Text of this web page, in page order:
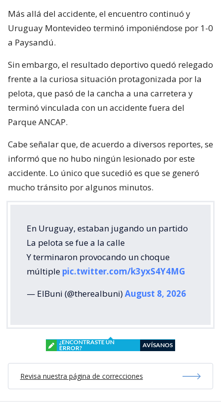
Más allá del accidente, el encuentro continuó y
Uruguay Montevideo terminó imponiéndose por 1-0
a Paysandú.
Sin embargo, el resultado deportivo quedó relegado
frente a la curiosa situación protagonizada por la
pelota, que pasó de la cancha a una carretera y
terminó vinculada con un accidente fuera del
Parque ANCAP.
Cabe señalar que, de acuerdo a diversos reportes, se
informó que no hubo ningún lesionado por este
accidente. Lo único que sucedió es que se generó
mucho tránsito por algunos minutos.
En Uruguay, estaban jugando un partido
La pelota se fue a la calle
Y terminaron provocando un choque
múltiple pic.twitter.com/k3yxS4Y4MG
— ElBuni (@therealbuni)August 8, 2026
¿ENCONTRASTE UN
ERROR?
AVÍSANOS
Revisa nuestra página de correcciones